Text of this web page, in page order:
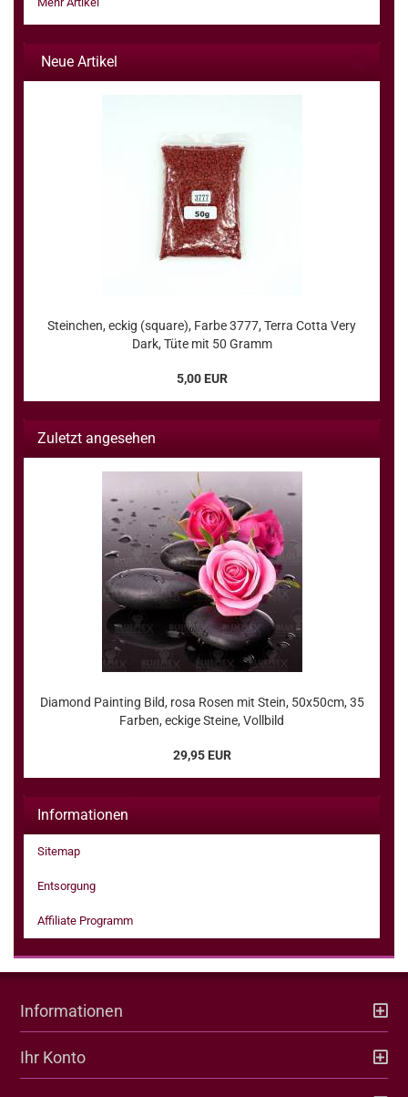
Neue Artikel
Steinchen, eckig (square), Farbe 3777, Terra Cotta Very
Dark, Tüte mit 50 Gramm
5,00 EUR
Zuletzt angesehen
Diamond Painting Bild, rosa Rosen mit Stein, 50x50cm, 35
Farben, eckige Steine, Vollbild
29,95 EUR
Informationen
Sitemap
Entsorgung
Affiliate Programm
Informationen
Ihr Konto